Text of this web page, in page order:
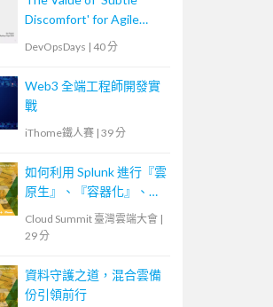
Discomfort' for Agile
DevOpsDays | 40 分
Web3 全端工程師開發實
戰
iThome鐵人賽 | 39 分
如何利用 Splunk 進行『雲
原生』、『容器化』、
『微服務』的應用服務效
能監控、使用者分析管理
Cloud Summit 臺灣雲端大會 |
29 分
資料守護之道，混合雲備
份引領前行